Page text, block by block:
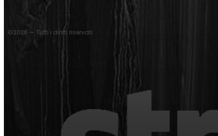
©2026 — Tutti i diritti riservati.